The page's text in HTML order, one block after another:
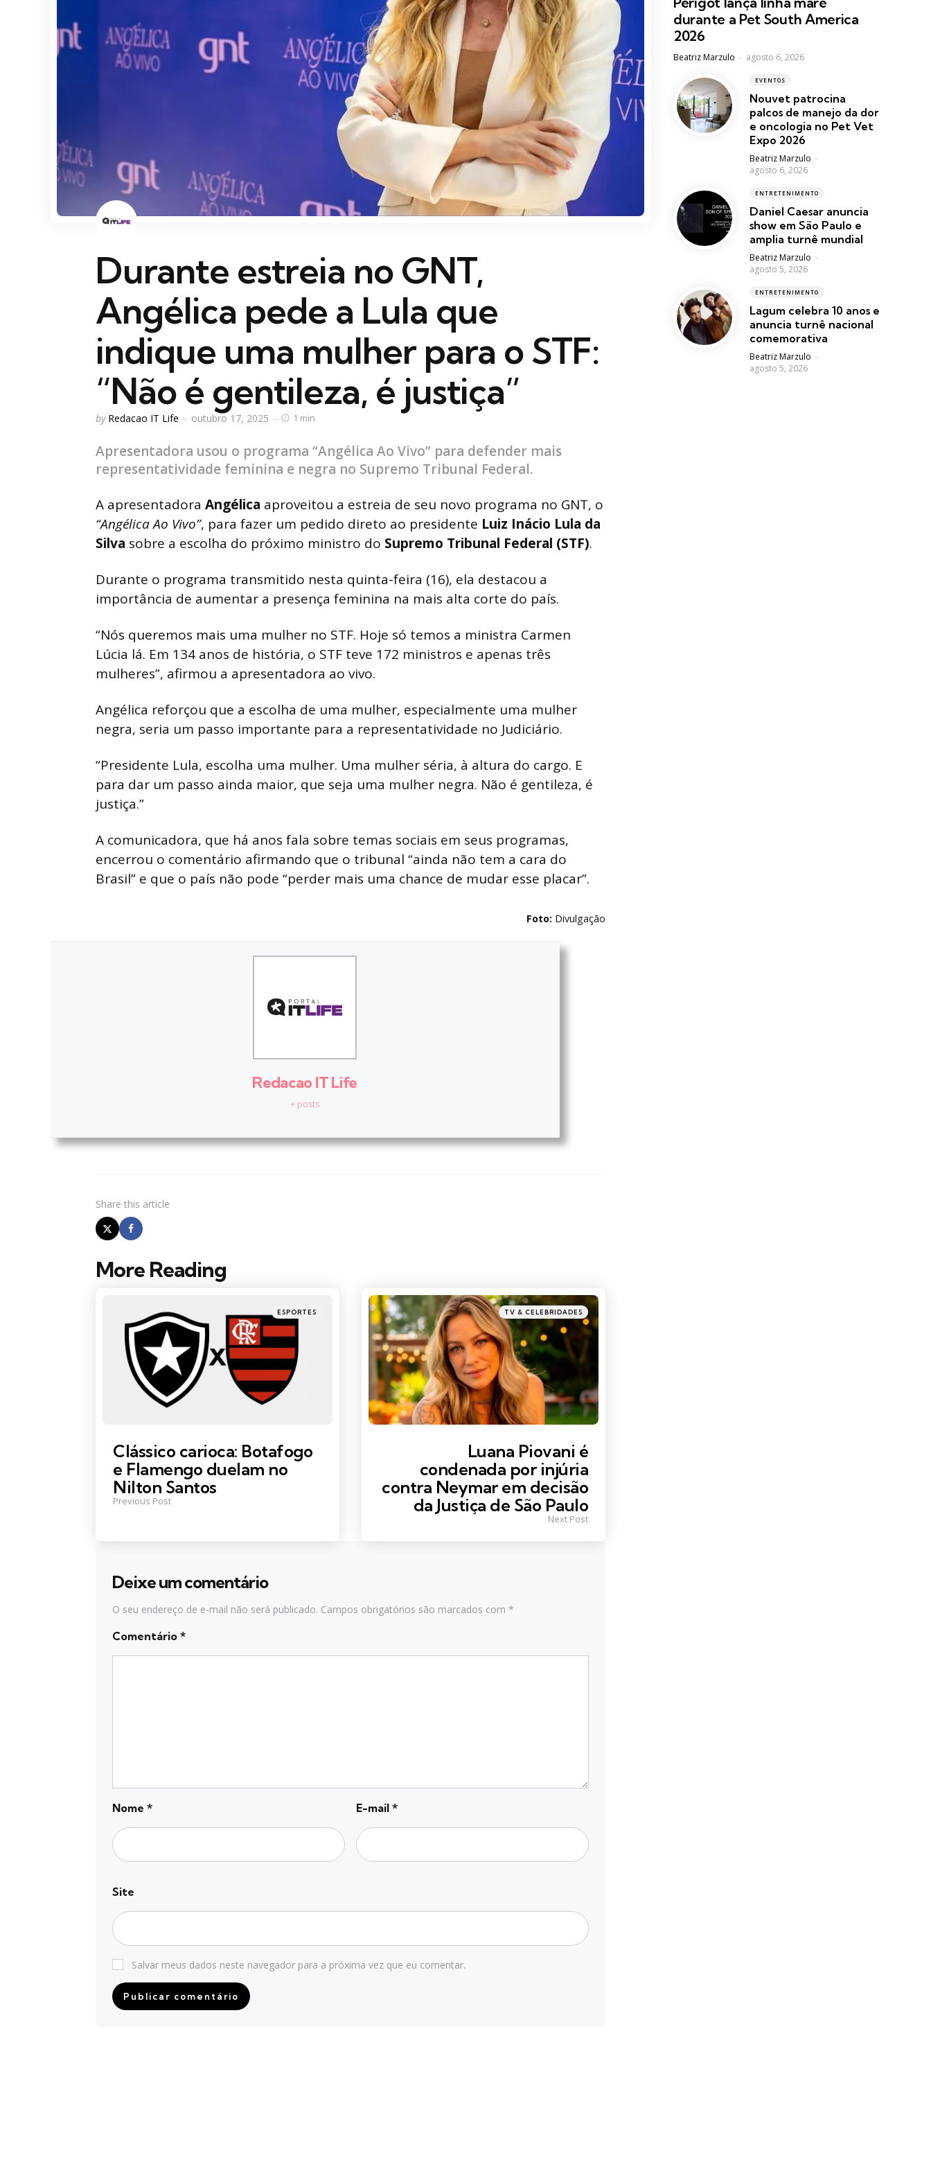
Durante estreia no GNT,
Angélica pede a Lula que
indique uma mulher para o STF:
“Não é gentileza, é justiça”
Posted
by Redacao IT Life outubro 17, 2025 1 min
Apresentadora usou o programa “Angélica Ao Vivo” para defender mais
representatividade feminina e negra no Supremo Tribunal Federal.
A apresentadora Angélica aproveitou a estreia de seu novo programa no GNT, o
“Angélica Ao Vivo”, para fazer um pedido direto ao presidente Luiz Inácio Lula da
Silva sobre a escolha do próximo ministro do Supremo Tribunal Federal (STF).
Durante o programa transmitido nesta quinta-feira (16), ela destacou a
importância de aumentar a presença feminina na mais alta corte do país.
“Nós queremos mais uma mulher no STF. Hoje só temos a ministra Carmen
Lúcia lá. Em 134 anos de história, o STF teve 172 ministros e apenas três
mulheres”, afirmou a apresentadora ao vivo.
Angélica reforçou que a escolha de uma mulher, especialmente uma mulher
negra, seria um passo importante para a representatividade no Judiciário.
“Presidente Lula, escolha uma mulher. Uma mulher séria, à altura do cargo. E
para dar um passo ainda maior, que seja uma mulher negra. Não é gentileza, é
justiça.”
A comunicadora, que há anos fala sobre temas sociais em seus programas,
encerrou o comentário afirmando que o tribunal “ainda não tem a cara do
Brasil” e que o país não pode “perder mais uma chance de mudar esse placar”.
Foto: Divulgação
Redacao IT Life
+ posts
Share this article
More Reading
Post
Posted
in
ESPORTES
Clássico carioca: Botafogo
e Flamengo duelam no
Nilton Santos
Previous Post
Posted
in
TV & CELEBRIDADES
Luana Piovani é
condenada por injúria
contra Neymar em decisão
da Justiça de São Paulo
Next Post
Deixe um comentário
O seu endereço de e-mail não será publicado. Campos obrigatórios são marcados com *
Comentário *
Nome * E-mail *
Site
Salvar meus dados neste navegador para a próxima vez que eu comentar.
durante a Pet South America
2026
Posted
Beatriz Marzulo agosto 6, 2026
EVENTOS
Nouvet patrocina
palcos de manejo da dor
e oncologia no Pet Vet
Expo 2026
Posted
Beatriz Marzulo
agosto 6, 2026
ENTRETENIMENTO
Daniel Caesar anuncia
show em São Paulo e
amplia turnê mundial
Posted
Beatriz Marzulo
agosto 5, 2026
ENTRETENIMENTO
Lagum celebra 10 anos e
anuncia turnê nacional
comemorativa
Posted
Beatriz Marzulo
agosto 5, 2026